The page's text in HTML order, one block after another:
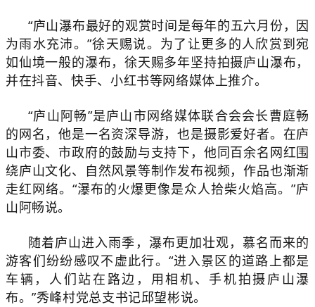
“庐山瀑布最好的观赏时间是每年的五六月份，因
为雨水充沛。”徐天赐说。为了让更多的人欣赏到宛
如仙境一般的瀑布，徐天赐多年坚持拍摄庐山瀑布，
并在抖音、快手、小红书等网络媒体上推介。
“庐山阿畅”是庐山市网络媒体联合会会长曹庭畅
的网名，他是一名资深导游，也是摄影爱好者。 在庐
山市委、市政府的鼓励与支持下，他同百余名网红围
绕庐山文化、自然风景等制作发布视频，作品也渐渐
走红网络。“瀑布的火爆更像是众人拾柴火焰高。”庐
山阿畅说。
随着庐山进入雨季，瀑布更加壮观，慕名而来的
游客们纷纷感叹不虚此行。“进入景区的道路上都是
车辆，人们站在路边，用相机、手机拍摄庐山瀑
布。”秀峰村党总支书记邱望彬说。